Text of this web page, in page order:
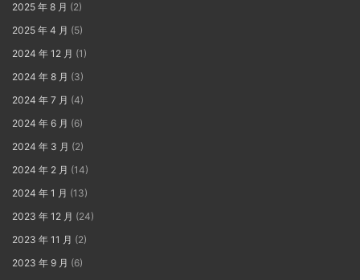
2025 年 8 月 (2)
2025 年 4 月 (5)
2024 年 12 月 (1)
2024 年 8 月 (3)
2024 年 7 月 (4)
2024 年 6 月 (6)
2024 年 3 月 (2)
2024 年 2 月 (14)
2024 年 1 月 (13)
2023 年 12 月 (24)
2023 年 11 月 (2)
2023 年 9 月 (6)